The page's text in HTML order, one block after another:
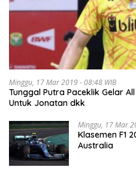
Minggu, 17 Mar 2019 - 08:48 WIB
Tunggal Putra Paceklik Gelar
Untuk Jonatan dkk
Minggu, 17 Mar
Klasemen F1
Australia